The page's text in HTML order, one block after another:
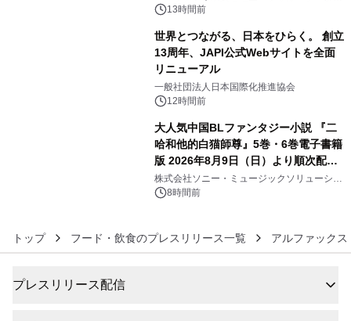
デザインズ
13時間前
世界とつながる、日本をひらく。 創立
13周年、JAPI公式Webサイトを全面
リニューアル
一般社団法人日本国際化推進協会
12時間前
大人気中国BLファンタジー小説 『二
哈和他的白猫師尊』5巻・6巻電子書籍
版 2026年8月9日（日）より順次配信
開始
株式会社ソニー・ミュージックソリューショ
ンズ8時間前
トップ フード・飲食のプレスリリース一覧 アルファック
プレスリリース配信